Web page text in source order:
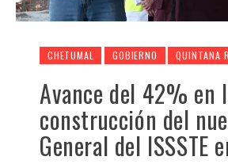
CHETUMAL GOBIERNO QUINTANA
Avance del 42% en
construcción del
General del ISSSTE